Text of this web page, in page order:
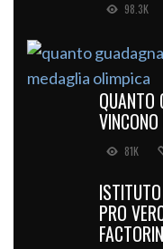
98.3K
QUANTO
81K
PRO